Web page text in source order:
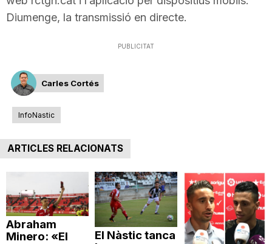
Diumenge, la transmissió en directe.
PUBLICITAT
Carles Cortés
InfoNastic
ARTICLES RELACIONATS
Abraham
Minero: «El
El Nàstic tanca